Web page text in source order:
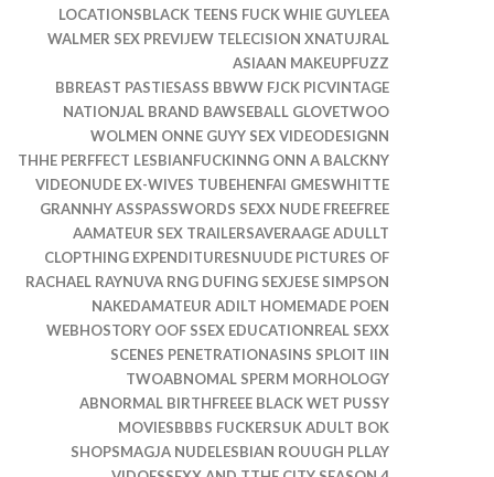
LOCATIONSBLACK TEENS FUCK WHIE GUYLEEA
WALMER SEX PREVIJEW TELECISION XNATUJRAL
ASIAAN MAKEUPFUZZ
BBREAST PASTIESASS BBWW FJCK PICVINTAGE
NATIONJAL BRAND BAWSEBALL GLOVETWOO
WOLMEN ONNE GUYY SEX VIDEODESIGNN
THHE PERFFECT LESBIANFUCKINNG ONN A BALCKNY
VIDEONUDE EX-WIVES TUBEHENFAI GMESWHITTE
GRANNHY ASSPASSWORDS SEXX NUDE FREEFREE
AAMATEUR SEX TRAILERSAVERAAGE ADULLT
CLOPTHING EXPENDITURESNUUDE PICTURES OF
RACHAEL RAYNUVA RNG DUFING SEXJESE SIMPSON
NAKEDAMATEUR ADILT HOMEMADE POEN
WEBHOSTORY OOF SSEX EDUCATIONREAL SEXX
SCENES PENETRATIONASINS SPLOIT IIN
TWOABNOMAL SPERM MORHOLOGY
ABNORMAL BIRTHFREEE BLACK WET PUSSY
MOVIESBBBS FUCKERSUK ADULT BOK
SHOPSMAGJA NUDELESBIAN ROUUGH PLLAY